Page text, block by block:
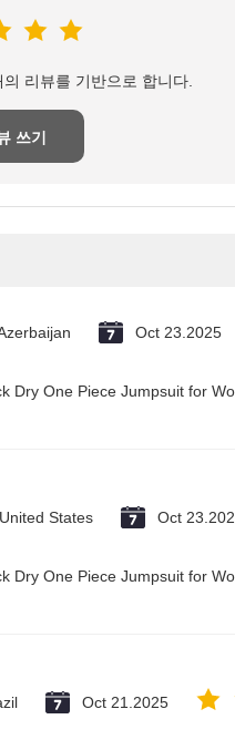
리뷰를 기반으로 합니다.
쓰기
Oct 23.2025
Dry One Piece Jumpsuit for
United States Oct
Dry One Piece Jumpsuit for
Oct 21.2025